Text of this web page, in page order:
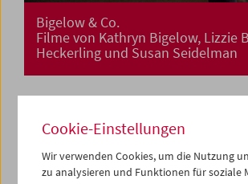
Bigelow & Co.
Filme von Kathryn Bigelow, Lizzie
Heckerling und Susan Seidelman
Cookie-Einstellungen
Wir verwenden Cookies, um die Nutzung
zu analysieren und Funktionen für soziale